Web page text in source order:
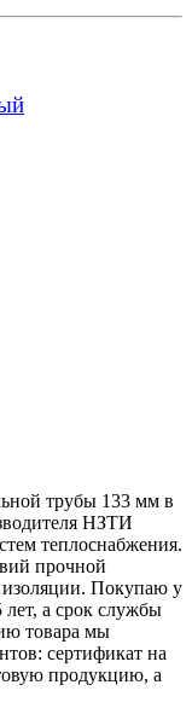
трубы 133 мм в
НЗТИ
теплоснабжения.
прочной
изоляции. Покупаю у
лет, а срок службы
товара мы
сертификат на
продукцию, а